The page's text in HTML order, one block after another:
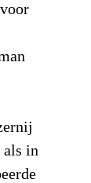
als in